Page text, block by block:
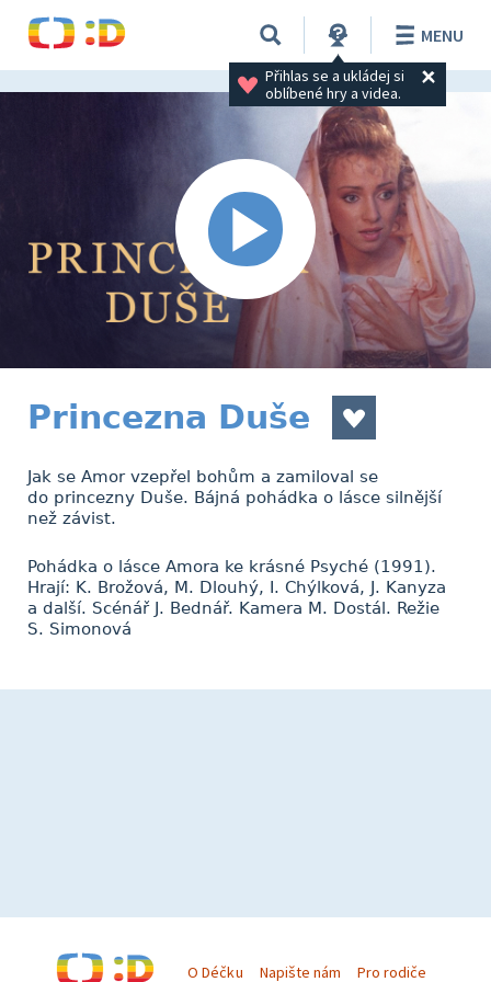
Přihlas se a ukládej si
oblíbené hry a videa.
MENU
Princezna Duše
Jak se Amor vzepřel bohům a zamiloval se
do princezny Duše. Bájná pohádka o lásce silnější
než závist.
Pohádka o lásce Amora ke krásné Psyché (1991).
Hrají: K. Brožová, M. Dlouhý, I. Chýlková, J. Kanyza
a další. Scénář J. Bednář. Kamera M. Dostál. Režie
S. Simonová
O Déčku Napište nám Pro rodiče